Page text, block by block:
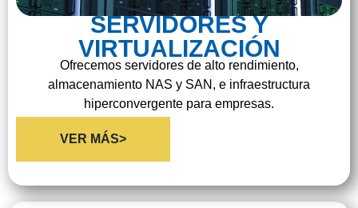
SERVIDORES Y
VIRTUALIZACIÓN
Ofrecemos servidores de alto rendimiento,
almacenamiento NAS y SAN, e infraestructura
hiperconvergente para empresas.
VER MÁS>